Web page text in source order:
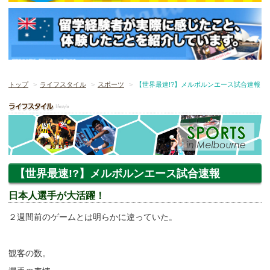
トップ ライフスタイル スポーツ 【世界最速!?】メルボルンエース試合速報
【世界最速!?】メルボルンエース試合速報
日本人選手が大活躍！
２週間前のゲームとは明らかに違っていた。
観客の数。